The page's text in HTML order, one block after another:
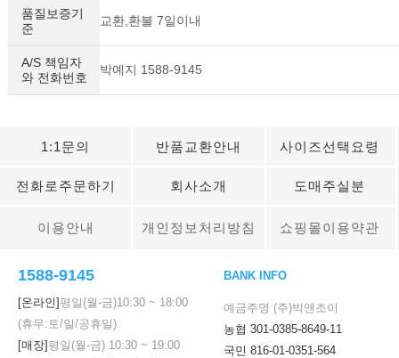
품질보증기
준
교환,환불 7일이내
A/S 책임자
와 전화번호
박예지 1588-9145
1:1문의 반품교환안내 사이즈선택요령
전화로주문하기 회사소개 도매주실분
이용안내 개인정보처리방침 쇼핑몰이용약관
1588-9145
[온라인]평일(월-금)10:30 ~ 18:00
(휴무:토/일/공휴일)
[매장]평일(월-금) 10:30 ~ 19:00
BANK INFO
예금주명 (주)빅앤조이
농협 301-0385-8649-11
국민 816-01-0351-564